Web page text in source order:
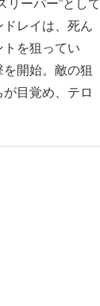
リーパー”として
レイは、死ん
を狙ってい
開始。敵の狙
目覚め、テロ